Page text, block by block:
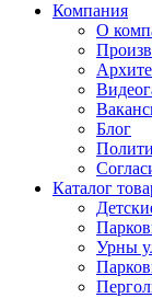
Компания
О
Блог
Каталог
Урны